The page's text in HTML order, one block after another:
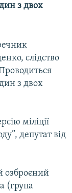
з двох
слідство
з двох
міліції
депутат від
озброєний
(група